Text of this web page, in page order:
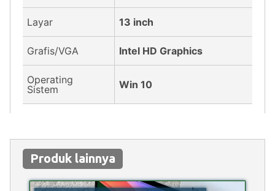
Layar 13 inch
Grafis/VGA Intel HD Graphics
Operating
Sistem
Win 10
Produk lainnya